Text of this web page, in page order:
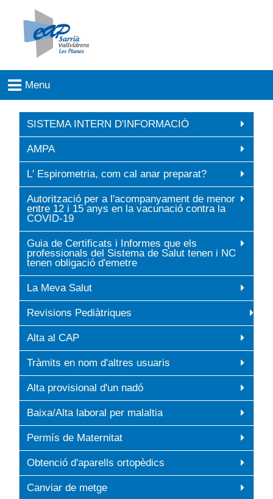
SISTEMA INTERN D'INFORMACIÓ
AMPA
L' Espirometria, com cal anar preparat?
Autorització per a l'acompanyament de menors
entre 12 i 15 anys en la vacunació contra la
COVID-19
Guia de Certificats i Informes que els
professionals del Sistema de Salut tenen i NO
tenen obligació d'emetre
La Meva Salut
Revisions Pediàtriques
Alta al CAP
Tràmits en nom d'altres usuaris
Alta provisional d'un nadó
Baixa/Alta laboral per malaltia
Permís de Maternitat
Obtenció d'aparells ortopèdics
Canviar de metge